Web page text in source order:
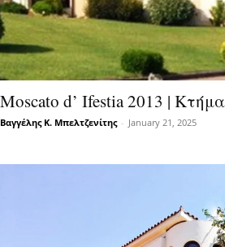
Moscato d’ Ifestia 2013 |
Βαγγέλης Κ. Μπελτζενίτης - January 21, 2025